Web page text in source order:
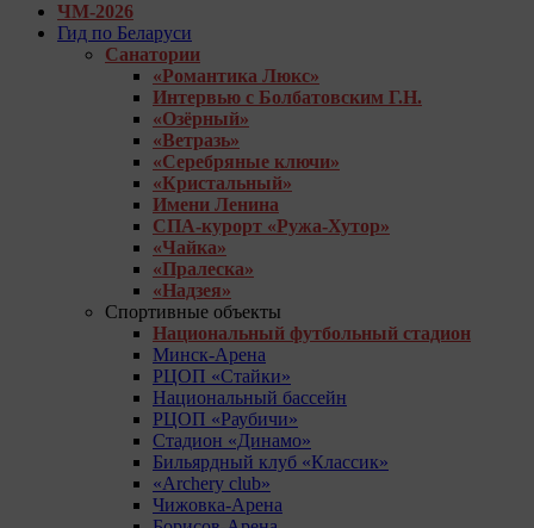
ЧМ-2026
Гид по Беларуси
Санатории
«Романтика Люкс»
Интервью с Болбатовским Г.Н.
«Озёрный»
«Ветразь»
«Серебряные ключи»
«Кристальный»
Имени Ленина
СПА-курорт «Ружа-Хутор»
«Чайка»
«Пралеска»
«Надзея»
Спортивные объекты
Национальный футбольный стадион
Минск-Арена
РЦОП «Стайки»
Национальный бассейн
РЦОП «Раубичи»
Стадион «Динамо»
Бильярдный клуб «Классик»
«Archery club»
Чижовка-Арена